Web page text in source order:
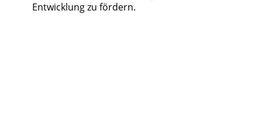
Entwicklung zu fördern.